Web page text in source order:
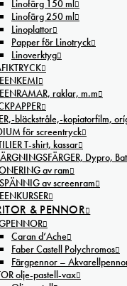
Linofärg 150 ml
Linofärg 250 ml
Linoplattor
Papper för Linotryck
Linoverktyg
raklar, m.m
bläckstråle,-kopiatorfilm,
för screentryck
T-shirt, kassar
Dypro,
av ram
av screenram
& PENNOR
Caran d’Ache
Faber Castell Polychromos
Färgpennor –
olje-pastell-vax